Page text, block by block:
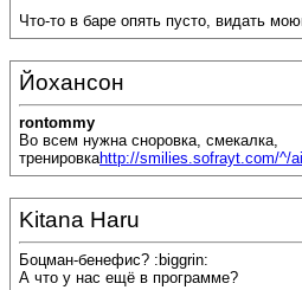
Что-то в баре опять пусто, видать
Йохансон
rontommy
Во всем нужна сноровка, смекалка,
тренировкаhttp://smilies.sofrayt.com/^/
Kitana Haru
Боцман-бенефис? :biggrin:
А что у нас ещё в программе?